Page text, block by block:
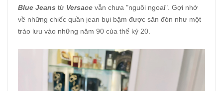
Blue Jeans từ Versace vẫn chưa "nguôi ngoai". Gợi nhớ
về những chiếc quần jean bụi bặm được săn đón như một
trào lưu vào những năm 90 của thế kỷ 20.